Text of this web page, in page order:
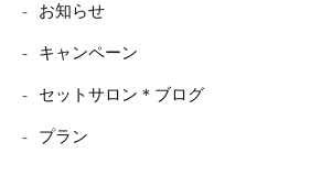
お知らせ
キャンペーン
セットサロン＊ブログ
プラン